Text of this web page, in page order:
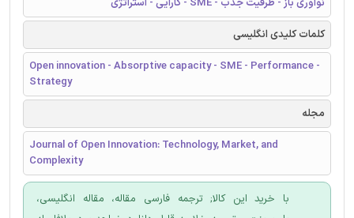
کلمات کلیدی انگلیسی
Open innovation - Absorptive capacity - SME - Performance -
Strategy
مجله
Journal of Open Innovation: Technology, Market, and
Complexity
با خرید این کالا; ترجمه فارسی مقاله، مقاله انگلیسی،